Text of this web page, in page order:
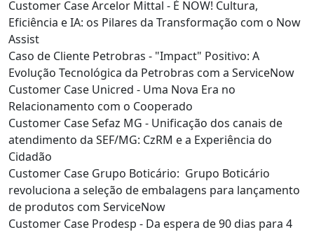
Customer Case Arcelor Mittal - É NOW! Cultura,
Eficiência e IA: os Pilares da Transformação com o Now
Assist
Caso de Cliente Petrobras - "Impact" Positivo: A
Evolução Tecnológica da Petrobras com a ServiceNow
Customer Case Unicred - Uma Nova Era no
Relacionamento com o Cooperado
Customer Case Sefaz MG - Unificação dos canais de
atendimento da SEF/MG: CzRM e a Experiência do
Cidadão
Customer Case Grupo Boticário: Grupo Boticário
revoluciona a seleção de embalagens para lançamento
de produtos com ServiceNow
Customer Case Prodesp - Da espera de 90 dias para 4